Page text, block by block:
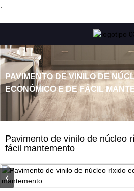
PAVIMENTO DE VINILO DE
ECONÓMICO E DE FÁCIL
Pavimento de vinilo de núcleo
fácil mantemento